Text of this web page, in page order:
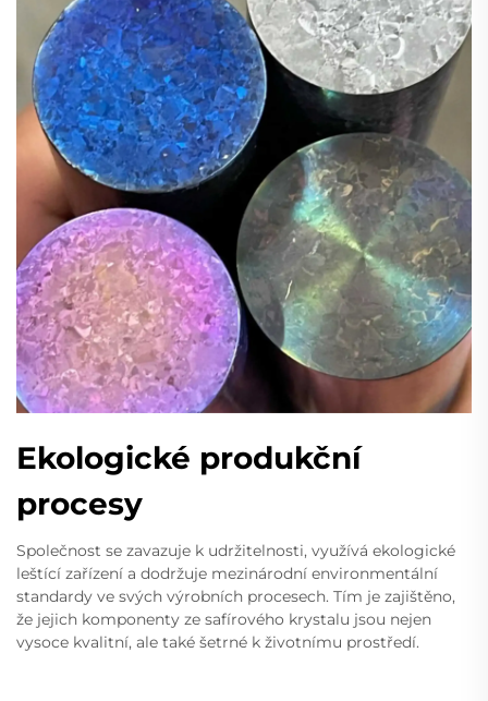
Ekologické produkční
procesy
Společnost se zavazuje k udržitelnosti, využívá ekologické
leštící zařízení a dodržuje mezinárodní environmentální
standardy ve svých výrobních procesech. Tím je zajištěno,
že jejich komponenty ze safírového krystalu jsou nejen
vysoce kvalitní, ale také šetrné k životnímu prostředí.